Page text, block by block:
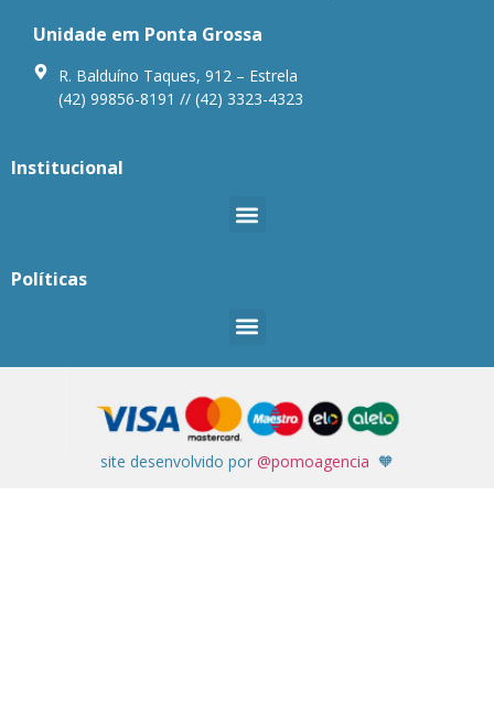
Unidade em Ponta Grossa
R. Balduíno Taques, 912 – Estrela
(42) 99856-8191 // (42) 3323-4323
Institucional
Políticas
site desenvolvido por @pomoagencia 🧡